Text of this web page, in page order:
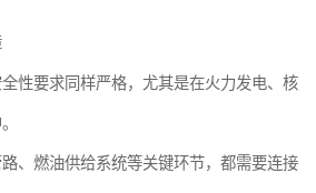
性要求同样严格，尤其是在火力发电、核
、燃油供给系统等关键环节，都需要连接